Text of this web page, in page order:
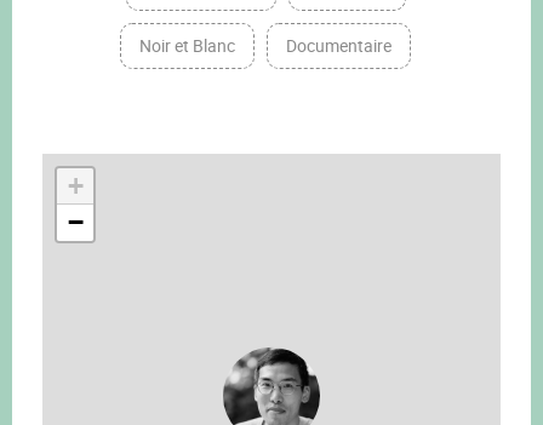
Noir et Blanc Documentaire
+
−